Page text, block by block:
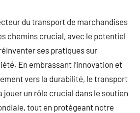
du transport de marchandises
chemins crucial, avec le potentiel
ses pratiques sur
En embrassant l’innovation et
vers la durabilité, le transport
jouer un rôle crucial dans le soutien
tout en protégeant notre